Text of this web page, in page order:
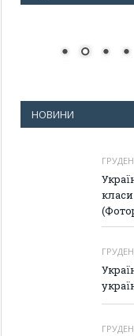
НОВИНИ